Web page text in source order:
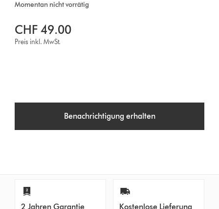
Momentan nicht vorrätig
CHF 49.00
Preis inkl. MwSt.
Benachrichtigung erhalten
2 Jahren Garantie
Kostenlose Lieferung